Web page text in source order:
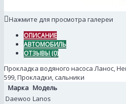
Нажмите для просмотра галереи
ОПИСАНИЕ
АВТОМОБИЛЬ
ОТЗЫВЫ (0)
Прокладка водяного насоса Ланос,
599, Прокладки, сальники
Марка Модель
Daewoo Lanos